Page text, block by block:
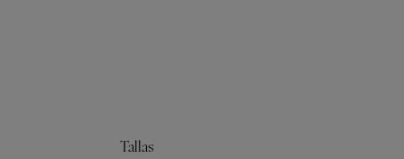
Tallas